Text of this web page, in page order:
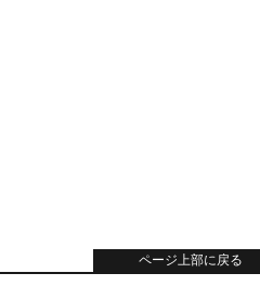
ページ上部に戻る